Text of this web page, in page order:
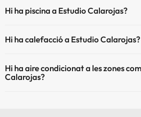
Hi ha piscina a Estudio Calarojas?
Aquí tens més info sobre la piscina i altres
Piscina a l'aire lliure (tota la temporada)
Hi ha calefacció a Estudio Calarojas?
Hi ha aire condicionat a les zones
Calarojas?